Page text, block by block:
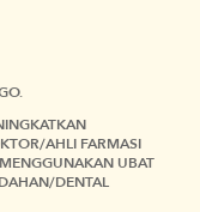
AHLI FARMASI
UBAT
DENTAL